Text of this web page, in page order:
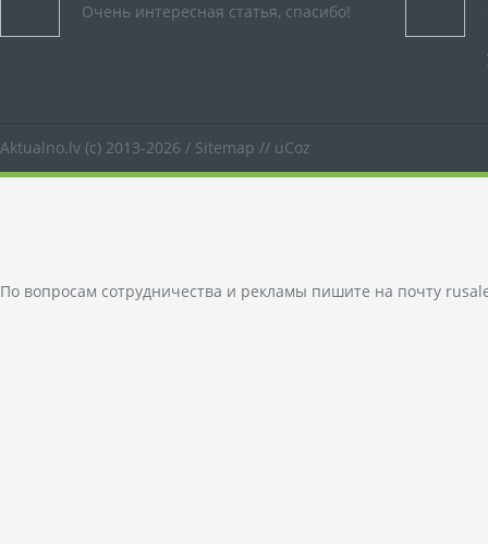
Очень интересная статья, спасибо!
Aktualno.lv (c) 2013-2026 / Sitemap // uCoz
По вопросам сотрудничества и рекламы пишите на почту